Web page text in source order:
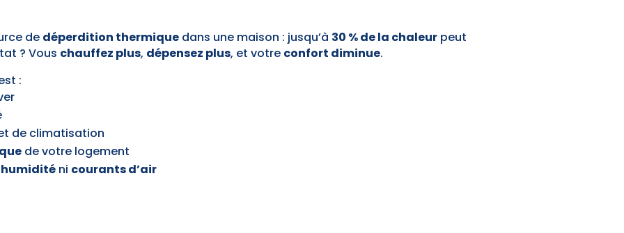
de déperdition thermique dans une maison : jusqu’à 30 % de la chaleur peut
? Vous chauffez plus, dépensez plus, et votre confort diminue.
:
de climatisation
de votre logement
humidité ni courants d’air